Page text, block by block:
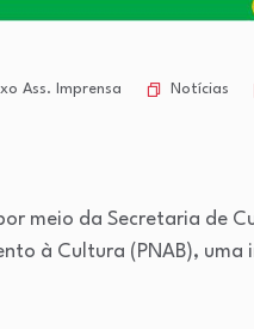
Ass. Imprensa Notícias
meio da Secretaria de
à Cultura (PNAB),